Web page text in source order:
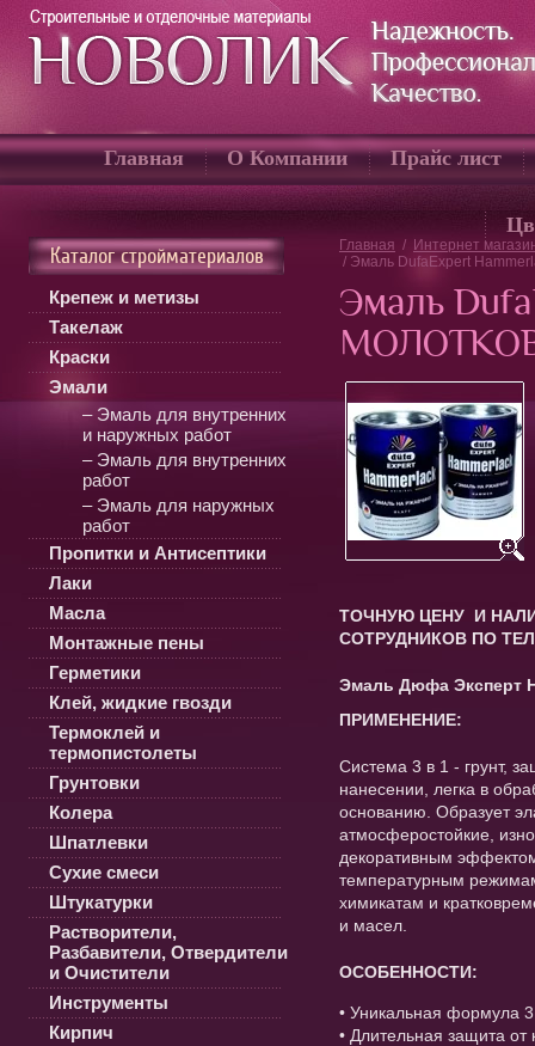
Главная О Компании Прайс лист
Каталог стройматериалов
Крепеж и метизы
Такелаж
Краски
Эмали
– Эмаль для внутренних
и наружных работ
– Эмаль для внутренних
работ
– Эмаль для наружных
работ
Пропитки и Антисептики
Лаки
Масла
Монтажные пены
Герметики
Клей, жидкие гвозди
Термоклей и
термопистолеты
Грунтовки
Колера
Шпатлевки
Сухие смеси
Штукатурки
Растворители,
Разбавители, Отвердители
и Очистители
Инструменты
Кирпич
Главная / Интернет
/ Эмаль DufaExpert
Эмаль
ТОЧНУЮ ЦЕНУ И
СОТРУДНИКОВ ПО
Эмаль Дюфа Эксперт
ПРИМЕНЕНИЕ:
Система 3 в 1 - грунт,
нанесении, легка в
основанию. Образует
атмосферостойкие,
декоративным
температурным
химикатам и
и масел.
ОСОБЕННОСТИ:
• Уникальная формула
• Длительная защита от